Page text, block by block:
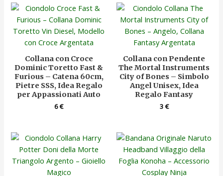
Collana con Croce
Dominic Toretto Fast &
Furious – Catena 60cm,
Pietre SSS, Idea Regalo
per Appassionati Auto
6€
Collana con Pendente
The Mortal Instruments
City of Bones – Simbolo
Angel Unisex, Idea
Regalo Fantasy
3€